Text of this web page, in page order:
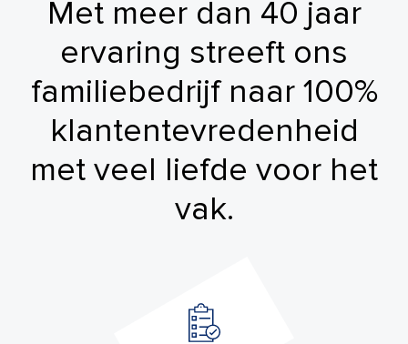
Met meer dan 40 jaar
ervaring streeft ons
familiebedrijf naar 100%
klantentevredenheid
met veel liefde voor het
vak.